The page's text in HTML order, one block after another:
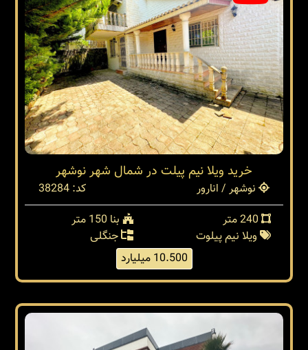
خرید ویلا نیم پیلت در شمال شهر نوشهر
نوشهر / انارور
کد: 38284
بنا 150 متر
ویلا نیم پیلوت
جنگلی
10.500 میلیارد